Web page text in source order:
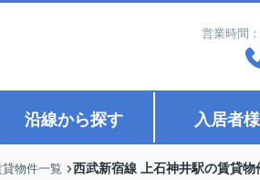
営業時間
沿線から探す 入居者
物件一覧 西武新宿線 上石神井駅の賃貸物